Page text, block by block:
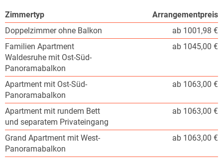
Zimmertyp
Arrangementpreis
Doppelzimmer ohne Balkon
ab 1001,98 €
Familien Apartment
Waldesruhe mit Ost-Süd-
Panoramabalkon
ab 1045,00 €
Apartment mit Ost-Süd-
Panoramabalkon
ab 1063,00 €
Apartment mit rundem Bett
und separatem Privateingang
ab 1063,00 €
Grand Apartment mit West-
Panoramabalkon
ab 1063,00 €